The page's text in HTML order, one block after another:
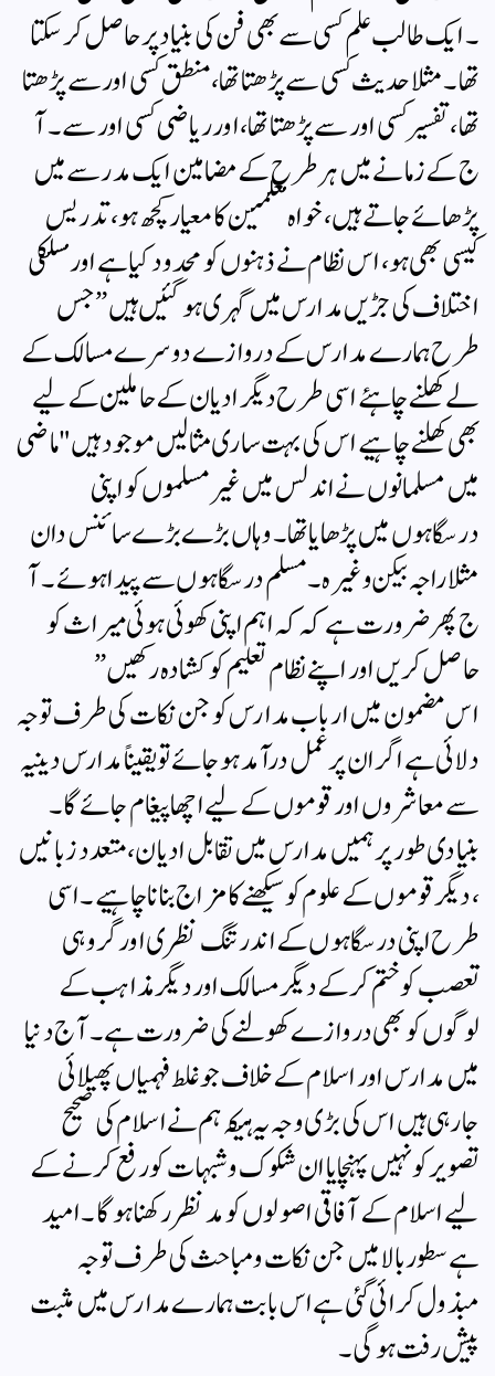
۔ ایک طالب علم کسی سے بھی فن کی بنیاد پر حاصل کرسکتا
تھا ۔ مثلا حدیث کسی سے پڑھتا تھا ، منطق کسی اور سے پڑھتا
تھا، تفسیر کسی اور سے پڑھتا تھا، اور ریاضی کسی اور سے۔ آ
ج کے زمانے میں ہر طرح کے مضامین ایک مدرسے میں
پڑھائے جاتے ہیں ، خواہ معلمین کا معیار کچھ ہو، تدریس
کیسی بھی ہو، اس نظام نے ذہنوں کو محدود کیا ہے اور مسلکی
اختلاف کی جڑیں مدارس میں گہری ہوگئیں ہیں ” جس
طرح ہمارے مدارس کے دروازے دوسرے مسالک کے
لے کھلنے چاہئے اسی طرح دیگر ادیان کے حاملین کے لیے
بھی کھلنے چاہیے اس کی بہت ساری مثالیں موجود ہیں "ماضی
میں مسلمانوں نے اندلس میں غیر مسلموں کو اپنی
درسگاہوں میں پڑھایا تھا ۔ وہاں بڑے بڑے سائنس دان
مثلا راجہ بیکن وغیرہ ۔ مسلم درسگاہوں سے پیدا ہوئے۔ آ
ج پھر ضرورت ہے کہ کہ اہم اپنی کھوئی ہوئی میراث کو
حاصل کریں اور اپنے نظام تعلیم کو کشادہ رکھیں”
اس مضمون میں ارباب مدارس کو جن نکات کی طرف توجہ
دلائی ہے اگر ان پر عمل درآمد ہوجائے تو یقیناً مدارس دینیہ
سے معاشروں اور قوموں کے لیے اچھا پیغام جائےگا۔
بنیادی طور پر ہمیں مدارس میں تقابل ادیان، متعدد زبانیں
،دیگر قوموں کے علوم کو سیکھنے کا مزاج بنانا چاہیے ۔ اسی
طرح اپنی درسگاہوں کے اندر تنگ نظری اور گروہی
تعصب کو ختم کرکے دیگر مسالک اور دیگر مذاہب کے
لوگوں کو بھی دروازے کھولنے کی ضرورت ہے۔ آ ج دنیا
میں مدارس اور اسلام کے خلاف جو غلط فہمیاں پھیلائی
جارہی ہیں اس کی بڑی وجہ یہ ہیکہ ہم نے اسلام کی صحیح
تصویر کو نہیں پہنچایا ان شکوک وشبہات کو رفع کرنے کے
لیے اسلام کے آ فاقی اصولوں کو مد نظر رکھنا ہوگا۔ امید
ہے سطور بالا میں جن نکات و مباحث کی طرف توجہ
مبذول کرائی گئی ہے اس بابت ہمارے مدارس میں مثبت
پیش رفت ہوگی ۔